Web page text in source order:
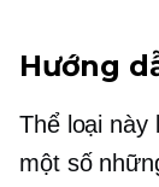
Hướng
Thể loại
một số